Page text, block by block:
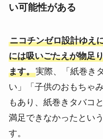
い可能性がある
ニコチンゼロ設計ゆえ
には吸いごたえが物足
ます。実際、「紙巻き
い」「子供のおもちゃ
もあり、紙巻きタバコ
満足できなかったとい
す​。